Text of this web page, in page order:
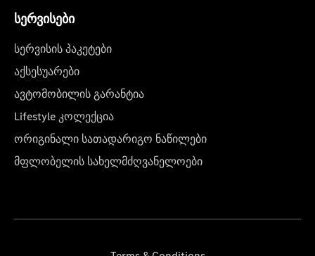
სერვისები
სერვისის პაკეტები
აქსესუარები
ავტომობილის გარანტია
Lifestyle კოლექცია
ორიგინალი სათადარიგო ნაწილები
მფლობელის სახელმძღვანელოები